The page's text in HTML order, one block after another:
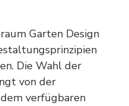
Garten Design
Die Wahl der
von der
verfügbaren